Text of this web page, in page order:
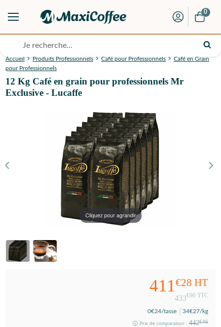
0
Accueil Produits Professionnels Café pour Professionnels
Café en Grain
pour Professionnels
12 Kg Café en grain pour professionnels Mr
Exclusive - Lucaffe
Cliquez pour agrandir
411€28 HT
433€90 TTC
0€24/tasse 34€27/kg
Prix de comparaison : 442€46